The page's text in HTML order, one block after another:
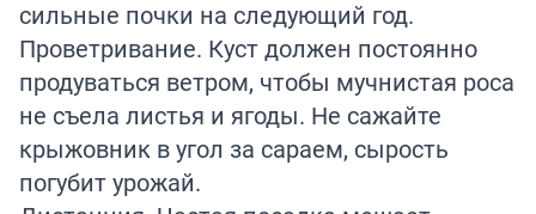
сильные почки на следующий год.
Проветривание. Куст должен постоянно
продуваться ветром, чтобы мучнистая роса
не съела листья и ягоды. Не сажайте
крыжовник в угол за сараем, сырость
погубит урожай.